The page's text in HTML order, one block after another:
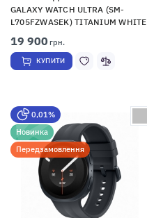
GALAXY WATCH ULTRA (SM-
L705FZWASEK) TITANIUM WHITE
19 900 грн.
КУПИТИ
0,01%
Новинка
Передзамовлення